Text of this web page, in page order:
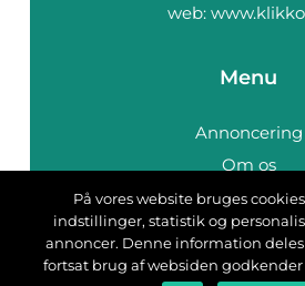
web:
Menu
Annoncering
Om os
Cookies
Kontakt os
Sitemap
På vores website bruges
indstillinger, statistik og
annoncer. Denne information
fortsat brug af websiden